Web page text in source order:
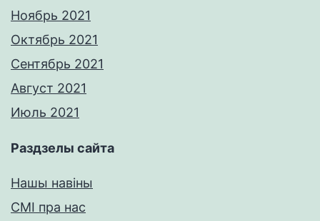
Ноябрь 2021
Октябрь 2021
Сентябрь 2021
Август 2021
Июль 2021
Раздзелы сайта
Нашы навіны
СМІ пра нас